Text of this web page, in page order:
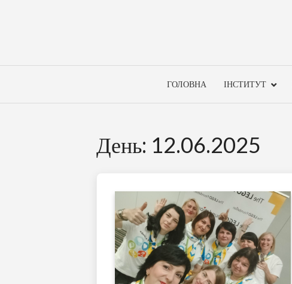
ГОЛОВНА ІНСТИТУТ
День: 12.06.2025